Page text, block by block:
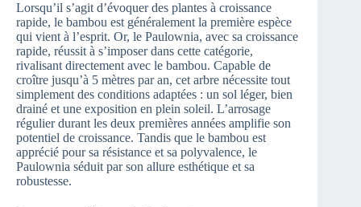
Lorsqu’il s’agit d’évoquer des plantes à croissance
rapide, le bambou est généralement la première espèce
qui vient à l’esprit. Or, le Paulownia, avec sa croissance
rapide, réussit à s’imposer dans cette catégorie,
rivalisant directement avec le bambou. Capable de
croître jusqu’à 5 mètres par an, cet arbre nécessite tout
simplement des conditions adaptées : un sol léger, bien
drainé et une exposition en plein soleil. L’arrosage
régulier durant les deux premières années amplifie son
potentiel de croissance. Tandis que le bambou est
apprécié pour sa résistance et sa polyvalence, le
Paulownia séduit par son allure esthétique et sa
robustesse.